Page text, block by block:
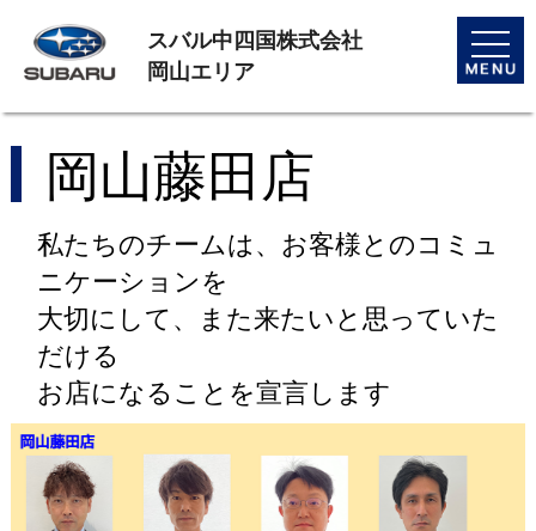
toggle
スバル中四国株式会社
岡山エリア
岡山藤田店
私たちのチームは、お客様とのコミュ
ニケーションを
大切にして、また来たいと思っていた
だける
お店になることを宣言します